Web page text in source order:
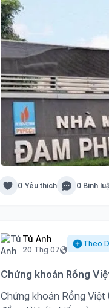
0 Yêu thích 0 Bình
Tú Anh
20 Thg 07
Theo
Chứng khoán Rồng
Chứng khoán Rồng